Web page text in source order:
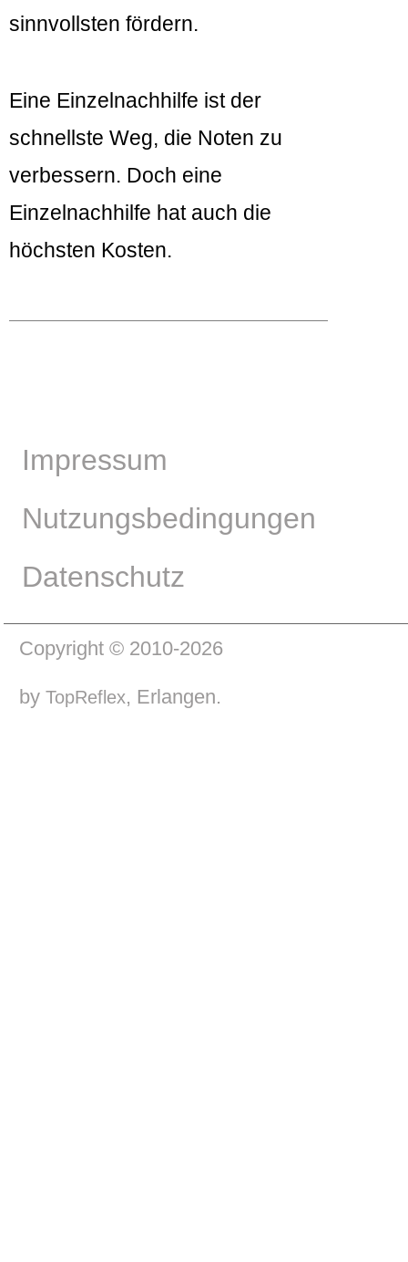
sinnvollsten fördern.
Eine Einzelnachhilfe ist der
schnellste Weg, die Noten zu
verbessern. Doch eine
Einzelnachhilfe hat auch die
höchsten Kosten.
Impressum
Nutzungsbedingungen
Datenschutz
Copyright © 2010-2026
by TopReflex, Erlangen.